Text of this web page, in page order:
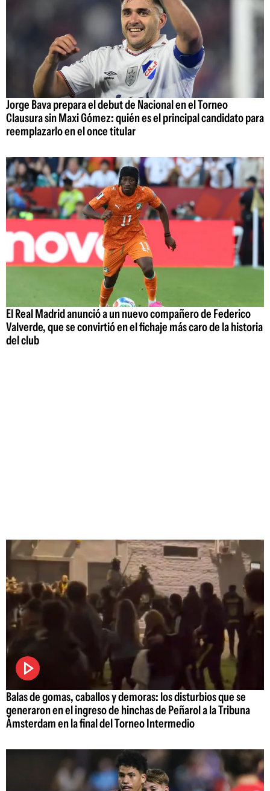
Jorge Bava prepara el debut de Nacional en el Torneo
Clausura sin Maxi Gómez: quién es el principal candidato para
reemplazarlo en el once titular
El Real Madrid anunció a un nuevo compañero de Federico
Valverde, que se convirtió en el fichaje más caro de la historia
del club
Balas de gomas, caballos y demoras: los disturbios que se
generaron en el ingreso de hinchas de Peñarol a la Tribuna
Ámsterdam en la final del Torneo Intermedio